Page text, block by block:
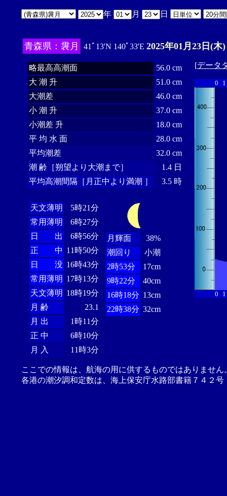
年 月 日
青森県：袰月 41ﾟ13'N 140ﾟ33'E 2025年01月23日(木)
略最高高潮面
56.0 cm
大 潮 升
51.0 cm
大潮差
46.0 cm
小 潮 升
37.0 cm
小潮差 升
18.0 cm
平 均 水 面
28.0 cm
平均潮差
32.0 cm
潮 齢［朔望より大潮まで］
1.4 日
平均高潮間隔［月正中より満潮 ］
3.5 時
天文薄明
5時21分
常用薄明
6時27分
日 出
6時56分
正 中 11時50分
日 没 16時43分
常用薄明 17時13分
天文薄明 18時19分
月 齢
23.1
月 出
1時11分
正 中
6時10分
月 入
11時3分
月輝面
38%
潮回り
小潮
2時53分
17cm
9時22分
40cm
16時18分 13cm
22時38分 32cm
[データ
0 1
0 1
ここでの情報は、航海の用に供するものではありませ
各港の潮汐調和定数は、海上保安庁水路部書籍７４２